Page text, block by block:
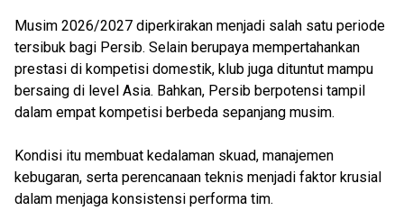
Musim 2026/2027 diperkirakan menjadi salah satu periode
tersibuk bagi Persib. Selain berupaya mempertahankan
prestasi di kompetisi domestik, klub juga dituntut mampu
bersaing di level Asia. Bahkan, Persib berpotensi tampil
dalam empat kompetisi berbeda sepanjang musim.
Kondisi itu membuat kedalaman skuad, manajemen
kebugaran, serta perencanaan teknis menjadi faktor krusial
dalam menjaga konsistensi performa tim.